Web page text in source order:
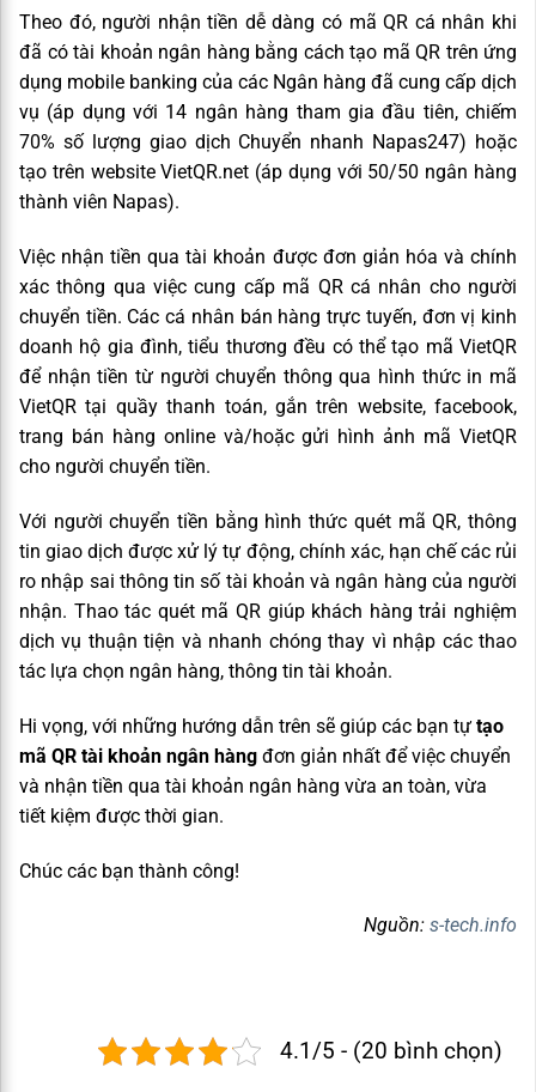
Theo đó, người nhận tiền dễ dàng có mã QR cá nhân khi
đã có tài khoản ngân hàng bằng cách tạo mã QR trên ứng
dụng mobile banking của các Ngân hàng đã cung cấp dịch
vụ (áp dụng với 14 ngân hàng tham gia đầu tiên, chiếm
70% số lượng giao dịch Chuyển nhanh Napas247) hoặc
tạo trên website VietQR.net (áp dụng với 50/50 ngân hàng
thành viên Napas).
Việc nhận tiền qua tài khoản được đơn giản hóa và chính
xác thông qua việc cung cấp mã QR cá nhân cho người
chuyển tiền. Các cá nhân bán hàng trực tuyến, đơn vị kinh
doanh hộ gia đình, tiểu thương đều có thể tạo mã VietQR
để nhận tiền từ người chuyển thông qua hình thức in mã
VietQR tại quầy thanh toán, gắn trên website, facebook,
trang bán hàng online và/hoặc gửi hình ảnh mã VietQR
cho người chuyển tiền.
Với người chuyển tiền bằng hình thức quét mã QR, thông
tin giao dịch được xử lý tự động, chính xác, hạn chế các rủi
ro nhập sai thông tin số tài khoản và ngân hàng của người
nhận. Thao tác quét mã QR giúp khách hàng trải nghiệm
dịch vụ thuận tiện và nhanh chóng thay vì nhập các thao
tác lựa chọn ngân hàng, thông tin tài khoản.
Hi vọng, với những hướng dẫn trên sẽ giúp các bạn tự tạo
mã QR tài khoản ngân hàng đơn giản nhất để việc chuyển
và nhận tiền qua tài khoản ngân hàng vừa an toàn, vừa
tiết kiệm được thời gian.
Chúc các bạn thành công!
Nguồn: s-tech.info
4.1/5 - (20 bình chọn)